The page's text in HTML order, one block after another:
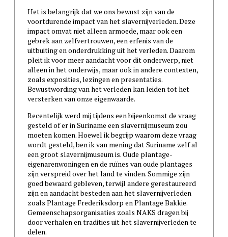
Het is belangrijk dat we ons bewust zijn van de
voortdurende impact van het slavernijverleden. Deze
impact omvat niet alleen armoede, maar ook een
gebrek aan zelfvertrouwen, een erfenis van de
uitbuiting en onderdrukking uit het verleden. Daarom
pleit ik voor meer aandacht voor dit onderwerp, niet
alleen in het onderwijs, maar ook in andere contexten,
zoals exposities, lezingen en presentaties.
Bewustwording van het verleden kan leiden tot het
versterken van onze eigenwaarde.
Recentelijk werd mij tijdens een bijeenkomst de vraag
gesteld of er in Suriname een slavernijmuseum zou
moeten komen. Hoewel ik begrijp waarom deze vraag
wordt gesteld, ben ik van mening dat Suriname zelf al
een groot slavernijmuseum is. Oude plantage-
eigenarenwoningen en de ruïnes van oude plantages
zijn verspreid over het land te vinden. Sommige zijn
goed bewaard gebleven, terwijl andere gerestaureerd
zijn en aandacht besteden aan het slavernijverleden
zoals Plantage Frederiksdorp en Plantage Bakkie.
Gemeenschapsorganisaties zoals NAKS dragen bij
door verhalen en tradities uit het slavernijverleden te
delen.